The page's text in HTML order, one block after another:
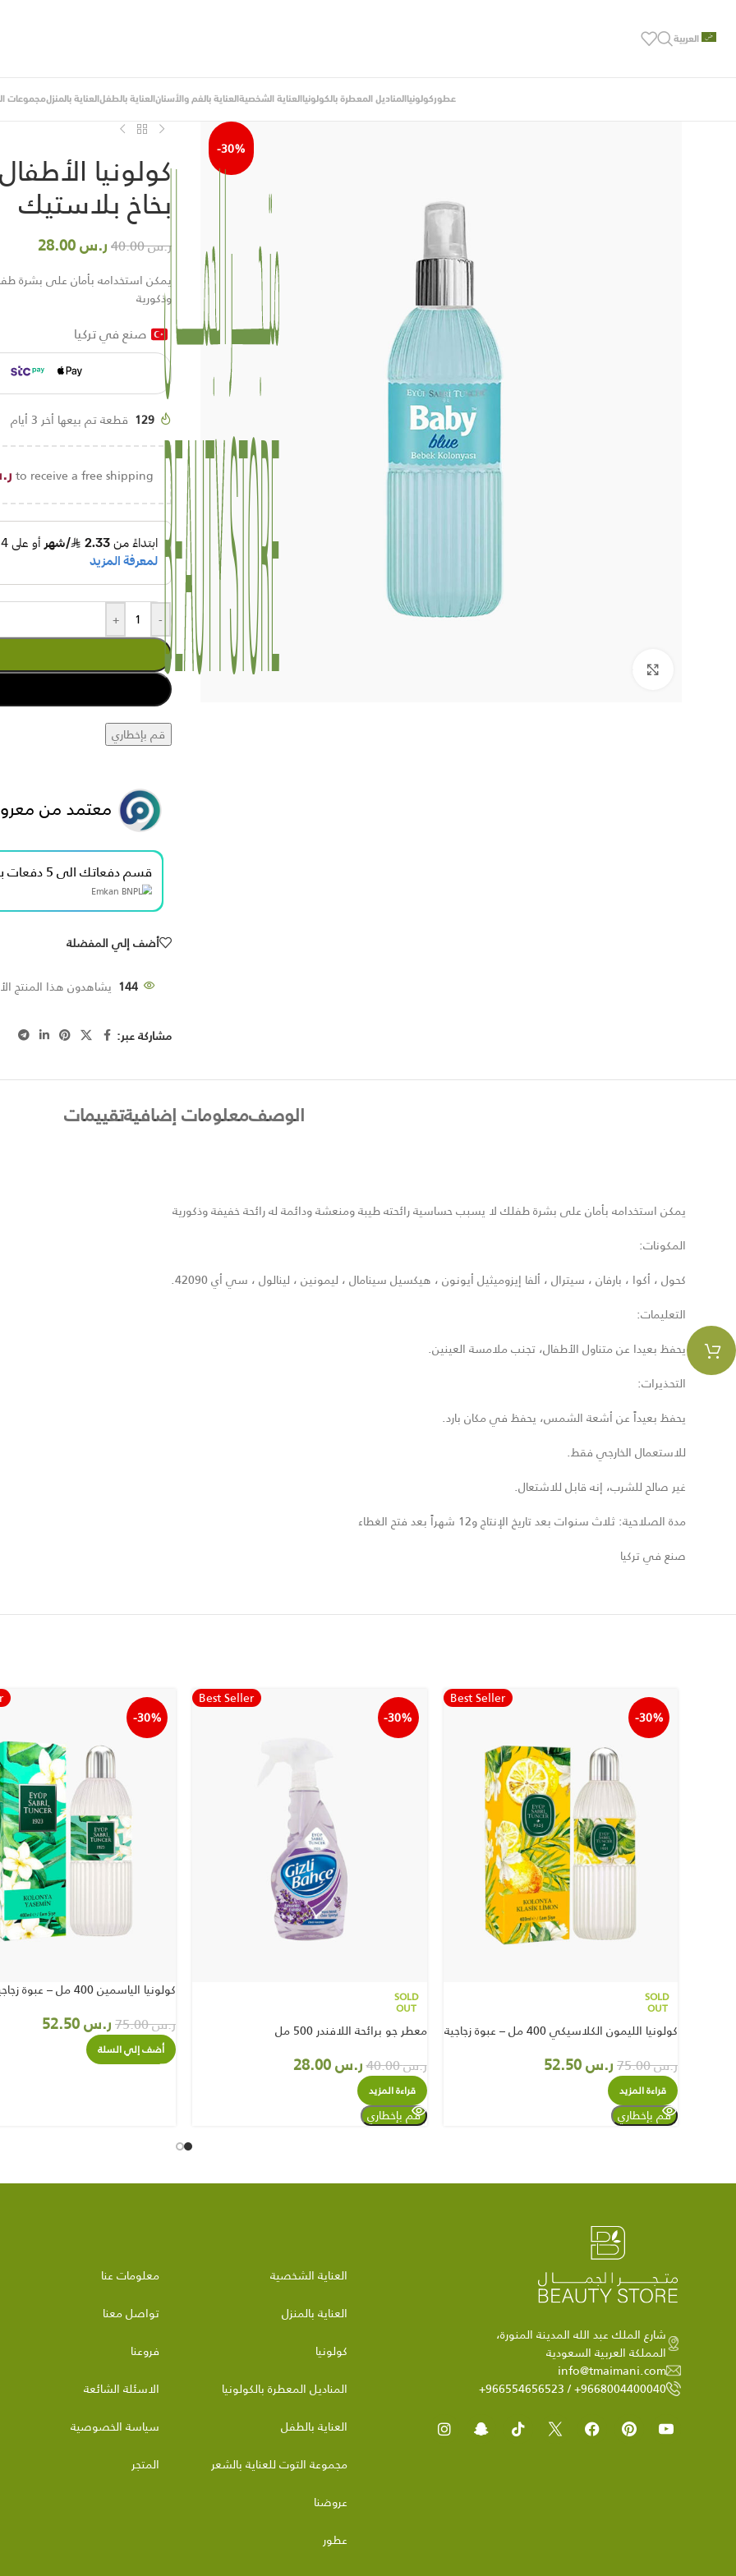
العربية
عطوركولونيا المناديل المعطرة بالكولونيا العناية الشخصية العناية بالفم والأسنان العناية بالطفل العناية بالمنزلمجموعات
-30%
Best Seller الرئيسية العناية بالطفل العناية
بخاخ بلاستيك
ر.س40.00 ر.س28.00
يمكن استخدامه بأمان على بشرة
وذكورية
صنع في تركيا
129 قطعة تم بيعها أخر 3 أيام
to receive a free shipping!
-
+
معتمد من
قسم دفعاتك الى 5 دفعات بدون فوائد بقيمة 100.00 ﷼
أضف إلي المفضلة
144 يشاهدون هذا المنتج
مشاركة عبر:
الوصفمعلومات إضافيةتقييمات
يمكن استخدامه بأمان على بشرة طفلك لا يسبب حساسية رائحته طيبة ومنعشة ودائمة له رائحة خفيفة وذكورية
المكونات:
كحول ، أكوا ، بارفان ، سيترال ، ألفا إيزوميثيل أيونون ، هيكسيل سينامال ، ليمونين ، لينالول ، سي أي 42090.
التعليمات:
يحفظ بعيدا عن متناول الأطفال، تجنب ملامسة العينين.
التحذيرات:
يحفظ بعيداً عن أشعة الشمس، يحفظ في مكان بارد.
للاستعمال الخارجي فقط.
غير صالح للشرب، إنه قابل للاشتعال.
مدة الصلاحية: ثلاث سنوات بعد تاريخ الإنتاج و12 شهراً بعد فتح الغطاء
صنع في تركيا
Best Seller
-30%
SOLD
OUT
كولونيا الليمون الكلاسيكي 400 مل – عبوة زجاجية
ر.س75.00 ر.س
قراءة المزيد
Best Seller
-30%
SOLD
OUT
معطر جو برائحة اللافندر 500 مل
ر.س40.00 ر.س28.00
قراءة المزيد
-30%
كولونيا الياسمين 400 مل – عبوة زجاجية
ر.س75.00 ر.س
أضف إلي السلة
شارع الملك عبد الله المدينة المنورة،
المملكة العربية السعودية
info@tmaimani.com
9668004400040+ / 966554656523+
العناية الشخصية
العناية بالمنزل
كولونيا
المناديل المعطرة بالكولونيا
العناية بالطفل
مجموعة التوت للعناية بالشعر
عروضنا
عطور
معلومات عنا
تواصل معنا
فروعنا
الاسئلة الشائعة
سياسة الخصوصية
المتجر